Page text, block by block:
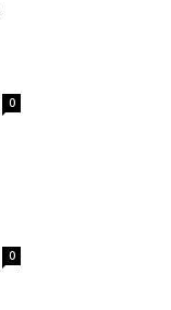
0
0